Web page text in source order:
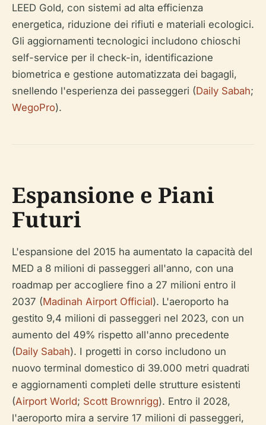
LEED Gold, con sistemi ad alta efficienza
energetica, riduzione dei rifiuti e materiali ecologici.
Gli aggiornamenti tecnologici includono chioschi
self-service per il check-in, identificazione
biometrica e gestione automatizzata dei bagagli,
snellendo l'esperienza dei passeggeri (Daily Sabah;
WegoPro).
Espansione e Piani
Futuri
L'espansione del 2015 ha aumentato la capacità del
MED a 8 milioni di passeggeri all'anno, con una
roadmap per accogliere fino a 27 milioni entro il
2037 (Madinah Airport Official). L'aeroporto ha
gestito 9,4 milioni di passeggeri nel 2023, con un
aumento del 49% rispetto all'anno precedente
(Daily Sabah). I progetti in corso includono un
nuovo terminal domestico di 39.000 metri quadrati
e aggiornamenti completi delle strutture esistenti
(Airport World; Scott Brownrigg). Entro il 2028,
l'aeroporto mira a servire 17 milioni di passeggeri,